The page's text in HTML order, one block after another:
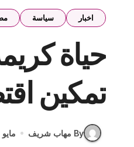
اخبار سياسة
تمكين
By مهاب شريف مايو 30, 2023